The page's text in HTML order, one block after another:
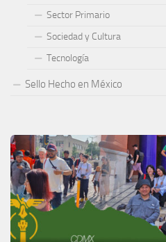
Sector Primario
Sociedad y Cultura
Tecnología
Sello Hecho en México